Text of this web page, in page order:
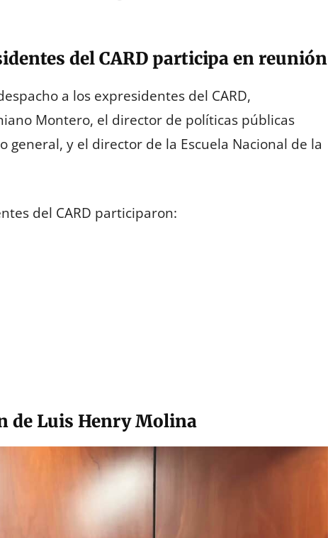
del CARD participa en reunión
a los expresidentes del CARD,
Montero, el director de políticas públicas
general, y el director de la Escuela Nacional de la
del CARD participaron:
de Luis Henry Molina